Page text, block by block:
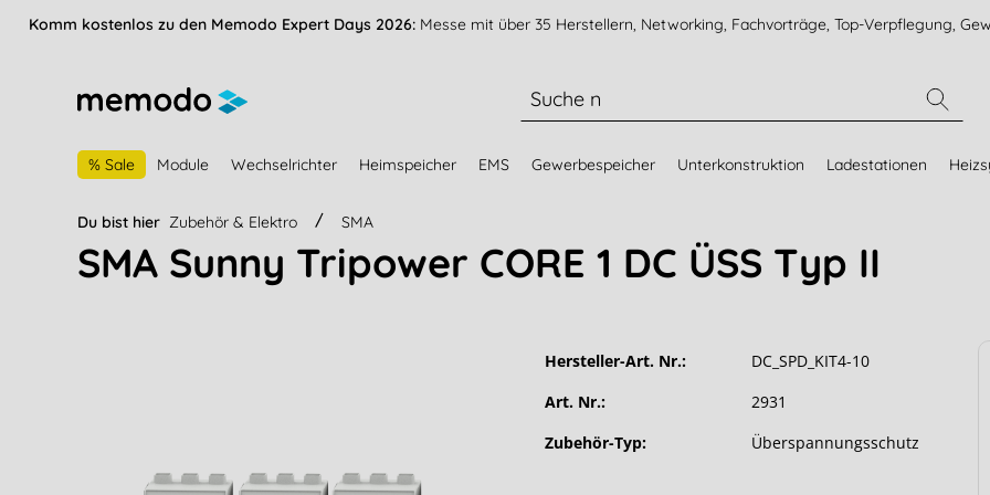
springen Zur Navigation der B2B-Plattform springen
Komm kostenlos zu den Memodo Expert Days 2026: Messe mit über 35 Herstellern, Networking, Fachvorträge, Top-Verpflegung,
% Sale Module Wechselrichter Heimspeicher EMS Gewerbespeicher Unterkonstruktion Ladestationen
Du bist hier Zubehör & Elektro SMA
SMA Sunny Tripower CORE 1 DC ÜSS Typ II
Hersteller-Art. Nr.:
DC_SPD_KIT4-10
Art. Nr.:
2931
Zubehör-Typ:
Überspannungsschutz